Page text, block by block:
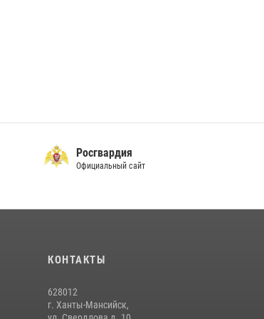
Росгвардия
Официальный сайт
КОНТАКТЫ
628012
г. Ханты-Мансийск,